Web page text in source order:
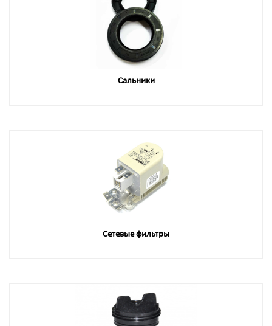
Сальники
Сетевые фильтры